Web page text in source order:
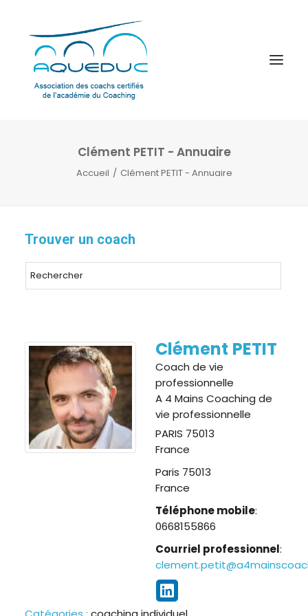
ESPACE ADHÉRENT
ESPACE INVITÉ
Clément PETIT - Annuaire
Accueil Clément PETIT - Annuaire
Trouver un coach
Clément PETIT
Coach de vie
professionnelle
A 4 Mains Coaching de
vie professionnelle
PARIS 75013
France
Paris 75013
France
Téléphone mobile:
0668155866
Courriel professionnel: